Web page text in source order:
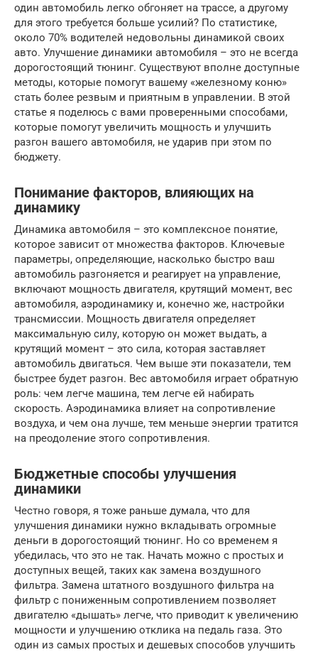
один автомобиль легко обгоняет на трассе, а другому
для этого требуется больше усилий? По статистике,
около 70% водителей недовольны динамикой своих
авто. Улучшение динамики автомобиля – это не всегда
дорогостоящий тюнинг. Существуют вполне доступные
методы, которые помогут вашему «железному коню»
стать более резвым и приятным в управлении. В этой
статье я поделюсь с вами проверенными способами,
которые помогут увеличить мощность и улучшить
разгон вашего автомобиля, не ударив при этом по
бюджету.
Понимание факторов, влияющих на
динамику
Динамика автомобиля – это комплексное понятие,
которое зависит от множества факторов. Ключевые
параметры, определяющие, насколько быстро ваш
автомобиль разгоняется и реагирует на управление,
включают мощность двигателя, крутящий момент, вес
автомобиля, аэродинамику и, конечно же, настройки
трансмиссии. Мощность двигателя определяет
максимальную силу, которую он может выдать, а
крутящий момент – это сила, которая заставляет
автомобиль двигаться. Чем выше эти показатели, тем
быстрее будет разгон. Вес автомобиля играет обратную
роль: чем легче машина, тем легче ей набирать
скорость. Аэродинамика влияет на сопротивление
воздуха, и чем она лучше, тем меньше энергии тратится
на преодоление этого сопротивления.
Бюджетные способы улучшения
динамики
Честно говоря, я тоже раньше думала, что для
улучшения динамики нужно вкладывать огромные
деньги в дорогостоящий тюнинг. Но со временем я
убедилась, что это не так. Начать можно с простых и
доступных вещей, таких как замена воздушного
фильтра. Замена штатного воздушного фильтра на
фильтр с пониженным сопротивлением позволяет
двигателю «дышать» легче, что приводит к увеличению
мощности и улучшению отклика на педаль газа. Это
один из самых простых и дешевых способов улучшить